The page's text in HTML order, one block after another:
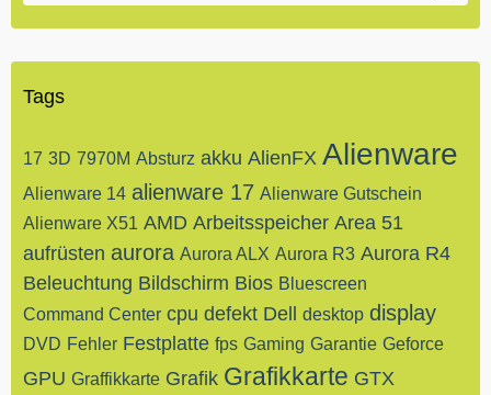
Tags
17 3D 7970M Absturz akku AlienFX Alienware
Alienware 14 alienware 17 Alienware Gutschein
Alienware X51 AMD Arbeitsspeicher Area 51
aufrüsten aurora Aurora ALX Aurora R3 Aurora R4
Beleuchtung Bildschirm Bios Bluescreen
Command Center cpu defekt Dell desktop display
DVD Fehler Festplatte fps Gaming Garantie Geforce
GPU Graffikkarte Grafik Grafikkarte GTX